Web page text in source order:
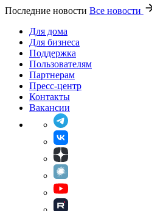
Последние новости Все новости
Для дома
Для бизнеса
Поддержка
Пользователям
Партнерам
Пресс-центр
Контакты
Вакансии